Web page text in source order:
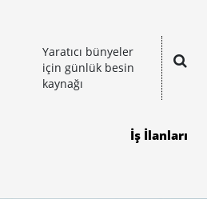
Yaratıcı bünyeler
için günlük besin
kaynağı
İş İlanları